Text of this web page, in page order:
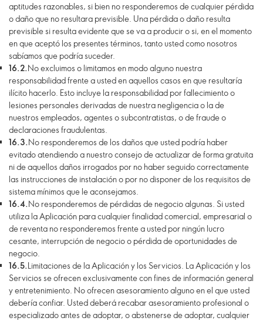
aptitudes razonables, si bien no responderemos de cualquier pérdida
o daño que no resultara previsible. Una pérdida o daño resulta
previsible si resulta evidente que se va a producir o si, en el momento
en que aceptó los presentes términos, tanto usted como nosotros
sabíamos que podría suceder.
16.2.No excluimos o limitamos en modo alguno nuestra
responsabilidad frente a usted en aquellos casos en que resultaría
ilícito hacerlo. Esto incluye la responsabilidad por fallecimiento o
lesiones personales derivadas de nuestra negligencia o la de
nuestros empleados, agentes o subcontratistas, o de fraude o
declaraciones fraudulentas.
16.3.No responderemos de los daños que usted podría haber
evitado atendiendo a nuestro consejo de actualizar de forma gratuita
ni de aquellos daños irrogados por no haber seguido correctamente
las instrucciones de instalación o por no disponer de los requisitos de
sistema mínimos que le aconsejamos.
16.4.No responderemos de pérdidas de negocio algunas. Si usted
utiliza la Aplicación para cualquier finalidad comercial, empresarial o
de reventa no responderemos frente a usted por ningún lucro
cesante, interrupción de negocio o pérdida de oportunidades de
negocio.
16.5.Limitaciones de la Aplicación y los Servicios. La Aplicación y los
Servicios se ofrecen exclusivamente con fines de información general
y entretenimiento. No ofrecen asesoramiento alguno en el que usted
debería confiar. Usted deberá recabar asesoramiento profesional o
especializado antes de adoptar, o abstenerse de adoptar, cualquier